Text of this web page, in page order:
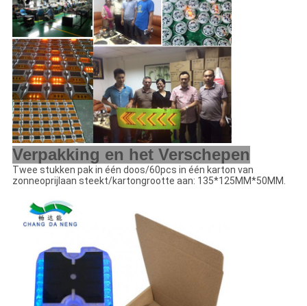
Verpakking en het Verschepen
Twee stukken pak in één doos/60pcs in één karton van
zonneoprijlaan steekt/kartongrootte aan: 135*125MM*50MM.